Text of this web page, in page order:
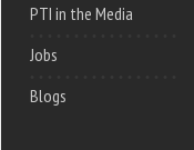
PTI in the Media
Jobs
Blogs